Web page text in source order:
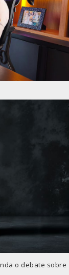
o debate sobre